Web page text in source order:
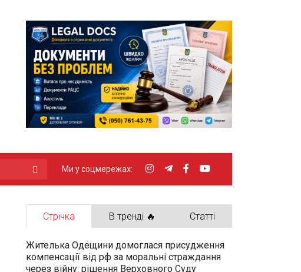
Ми у соцмережах:
Стрічка В тренді 🔥 Статті
Жителька Одещини домоглася присудження
компенсації від рф за моральні страждання
через війну: рішення Верховного Суду